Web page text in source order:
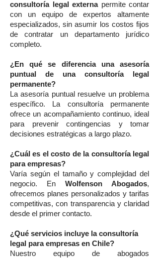
consultoría legal externapermite contar
con un equipo de expertos altamente
especializados, sin asumir los costos fijos
de contratar un departamento jurídico
completo.
¿En qué se diferencia una asesoría
puntual de una consultoría legal
permanente?
La asesoría puntual resuelve un problema
específico. La consultoría permanente
ofrece un acompañamiento continuo, ideal
para prevenir contingencias y tomar
decisiones estratégicas a largo plazo.
¿Cuál es el costo de la consultoría legal
para empresas?
Varía según el tamaño y complejidad del
negocio. En Wolfenson Abogados,
ofrecemos planes personalizados y tarifas
competitivas, con transparencia y claridad
desde el primer contacto.
¿Qué servicios incluye la consultoría
legal para empresas en Chile?
Nuestro equipo de abogados